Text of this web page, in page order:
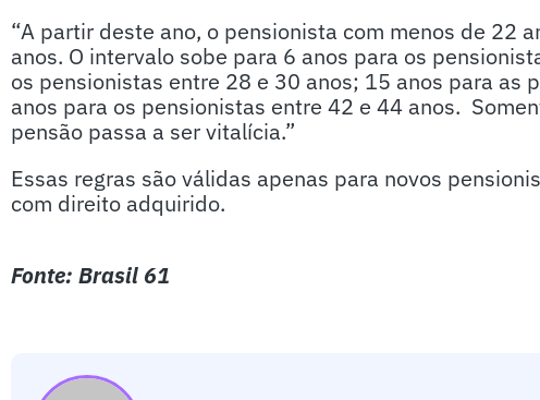
“A partir deste ano, o pensionista com menos de 22
anos. O intervalo sobe para 6 anos para os
os pensionistas entre 28 e 30 anos; 15 anos para as
anos para os pensionistas entre 42 e 44 anos.
pensão passa a ser vitalícia.”
Essas regras são válidas apenas para novos
com direito adquirido.
Fonte: Brasil 61